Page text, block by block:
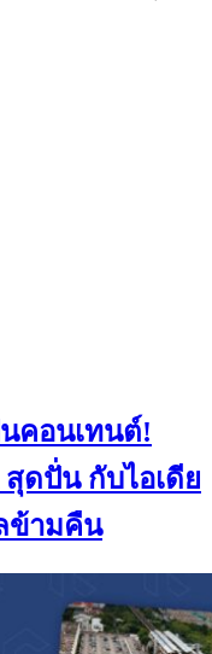
คอนเทนต์!
ดปั่น กับไอเดีย
ข้ามคืน